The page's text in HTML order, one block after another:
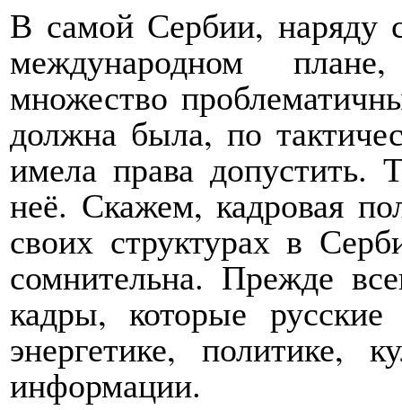
В самой Сербии, наряду
международном
множество
должна была, по
имела права допустить.
неё. Скажем, кадровая
своих структурах в
сомнительна. Прежде
кадры, которые
энергетике, политике,
информации.